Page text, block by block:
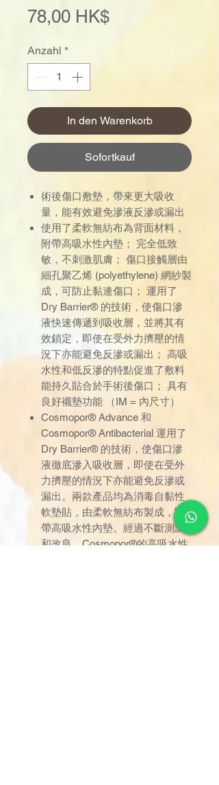
78,00 HK$Preis
Anzahl *
In den Warenkorb
Sofortkauf
術後傷口敷墊，帶來更大吸收
量，能有效避免滲液反滲或漏出
使用了柔軟無紡布為背面材料，
附帶高吸水性內墊； 完全低致
敏，不刺激肌膚； 傷口接觸層由
細孔聚乙烯 (polyethylene) 網紗製
成，可防止黏連傷口； 運用了
Dry Barrier® 的技術，使傷口滲
液快速傳遞到吸收層，並將其有
效鎖定，即使在受外力擠壓的情
況下亦能避免反滲或漏出； 高吸
水性和低反滲的特點促進了敷料
能持久貼合於手術後傷口； 具有
良好襯墊功能 （IM = 內尺寸）
Cosmopor® Advance 和
Cosmopor® Antibacterial 運用了
Dry Barrier® 的技術，使傷口滲
液徹底滲入吸收層，即使在受外
力擠壓的情況下亦能避免反滲或
漏出。兩款產品均為消毒自黏性
軟墊貼，由柔軟無紡布製成，附
帶高吸水性內墊。經過不斷測試
和改良，Cosmopor®的高吸水性